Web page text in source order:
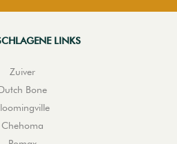
LINKS
Zuiver
Bone
Chehoma